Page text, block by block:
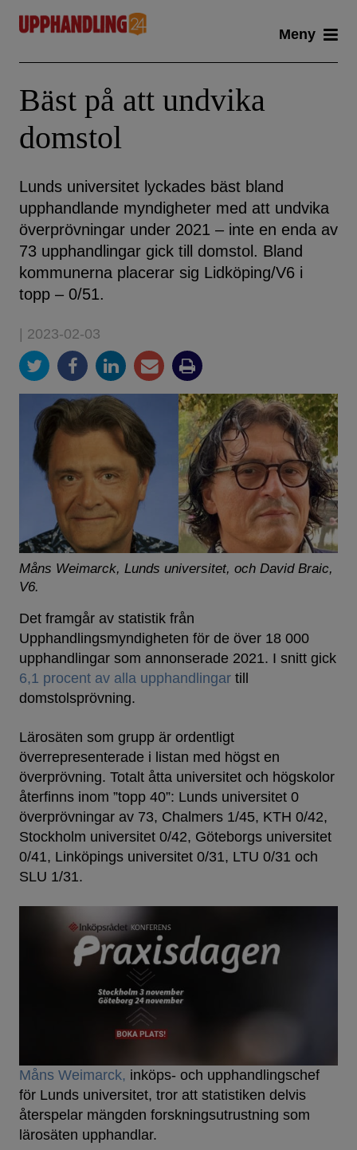
content
Meny
Bäst på att undvika
domstol
Lunds universitet lyckades bäst bland
upphandlande myndigheter med att undvika
överprövningar under 2021 – inte en enda av
73 upphandlingar gick till domstol. Bland
kommunerna placerar sig Lidköping/V6 i
topp – 0/51.
| 2023-02-03
Måns Weimarck, Lunds universitet, och David Braic,
V6.
Det framgår av statistik från
Upphandlingsmyndigheten för de över 18 000
upphandlingar som annonserade 2021. I snitt gick
6,1 procent av alla upphandlingar till
domstolsprövning.
Lärosäten som grupp är ordentligt
överrepresenterade i listan med högst en
överprövning. Totalt åtta universitet och högskolor
återfinns inom ”topp 40”: Lunds universitet 0
överprövningar av 73, Chalmers 1/45, KTH 0/42,
Stockholm universitet 0/42, Göteborgs universitet
0/41, Linköpings universitet 0/31, LTU 0/31 och
SLU 1/31.
Måns Weimarck, inköps- och upphandlingschef
för Lunds universitet, tror att statistiken delvis
återspelar mängden forskningsutrustning som
lärosäten upphandlar.